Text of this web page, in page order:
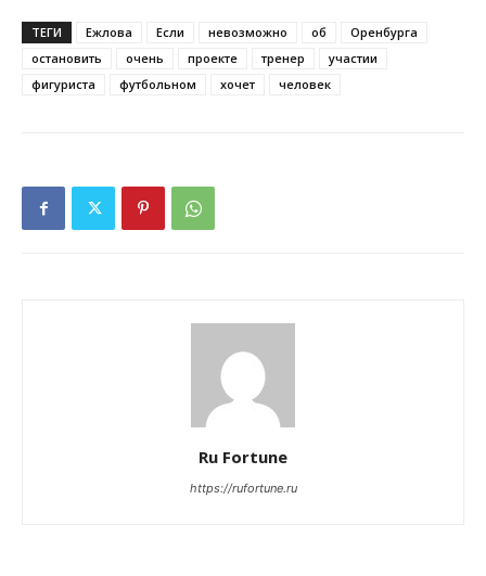
ТЕГИ Ежлова Если невозможно об
Оренбурга
остановить
очень проекте тренер
участии
фигуриста
футбольном хочет человек
Ru Fortune
https://rufortune.ru